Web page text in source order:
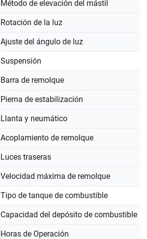
Método de elevación del mástil
Rotación de la luz
Ajuste del ángulo de luz
Suspensión
Barra de remolque
Pierna de estabilización
Llanta y neumático
Acoplamiento de remolque
Luces traseras
Velocidad máxima de remolque
Tipo de tanque de combustible
Capacidad del depósito de combustible
Horas de Operación